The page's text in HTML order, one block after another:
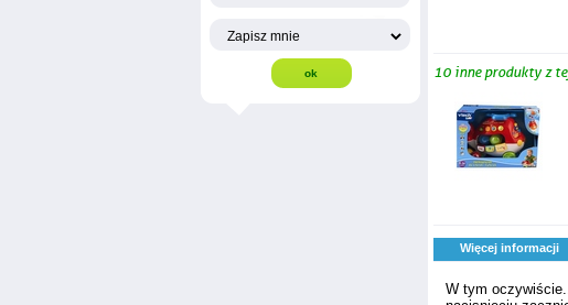
10 inne produkty z
Więcej informacji
W tym